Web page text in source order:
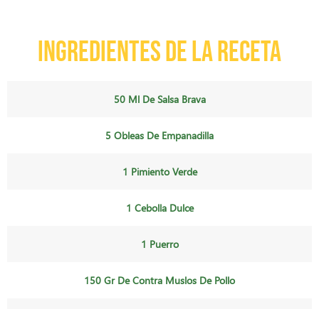
Ingredientes de la receta
50 Ml De Salsa Brava
5 Obleas De Empanadilla
1 Pimiento Verde
1 Cebolla Dulce
1 Puerro
150 Gr De Contra Muslos De Pollo